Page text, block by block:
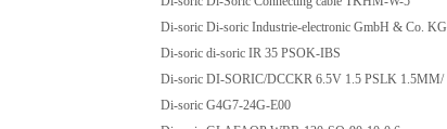
Di-soric Di-soric Industrie-electronic GmbH & Co. KG
Di-soric di-soric IR 35 PSOK-IBS
Di-soric DI-SORIC/DCCKR 6.5V 1.5 PSLK 1.5MM/
Di-soric G4G7-24G-E00